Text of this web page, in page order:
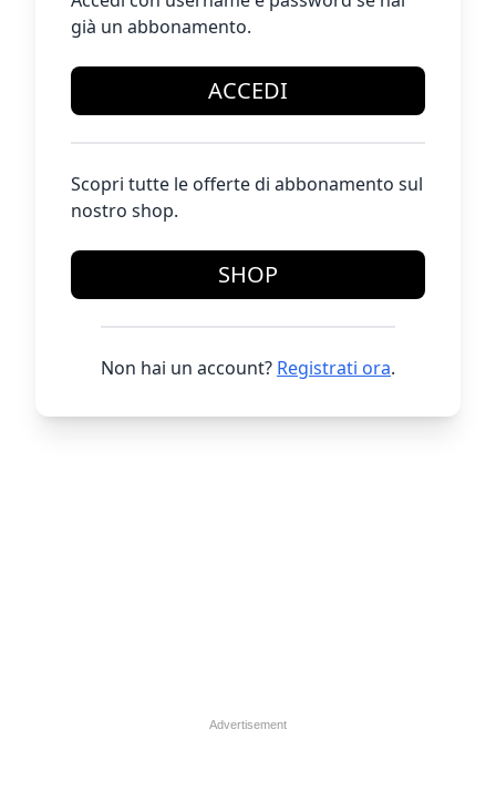
già un abbonamento.
ACCEDI
Scopri tutte le offerte di abbonamento sul
nostro shop.
SHOP
Non hai un account? Registrati ora.